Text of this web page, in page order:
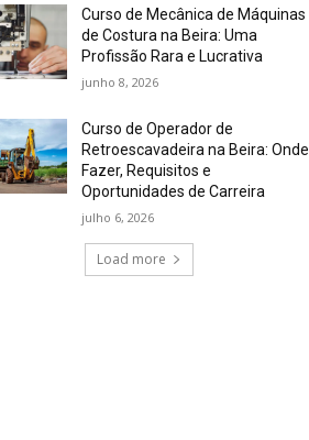
Curso de Mecânica de Máquinas
de Costura na Beira: Uma
Profissão Rara e Lucrativa
junho 8, 2026
Curso de Operador de
Retroescavadeira na Beira: Onde
Fazer, Requisitos e
Oportunidades de Carreira
julho 6, 2026
Load more